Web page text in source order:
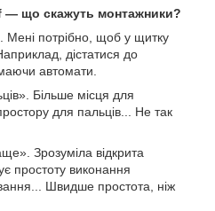
— що скажуть монтажники?
Мені потрібно, щоб у щитку
дістатися до
автомати.
Більше місця для
для пальців... Не так
Зрозуміла відкрита
простоту виконання
Швидше простота, ніж